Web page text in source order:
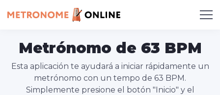
Metrónomo de 63 BPM
Esta aplicación te ayudará a iniciar rápidamente un
metrónomo con un tempo de 63 BPM.
Simplemente presione el botón "Inicio" y el